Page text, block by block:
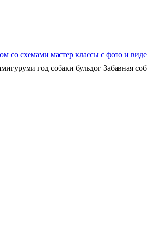
со схемами мастер классы с фото и
год собаки бульдог Забавная